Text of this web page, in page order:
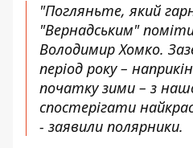
"Погляньте, який
"Вернадським"
Володимир Хомко.
період року –
початку зими – з
спостерігати
- заявили полярники.